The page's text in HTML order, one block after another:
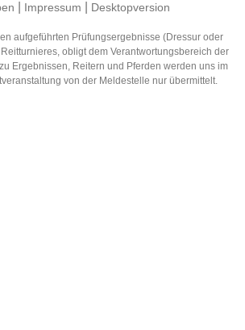
Impressum Desktopversion
aufgeführten Prüfungsergebnisse (Dressur oder
obligt dem Verantwortungsbereich der
Ergebnissen, Reitern und Pferden werden uns im
von der Meldestelle nur übermittelt.